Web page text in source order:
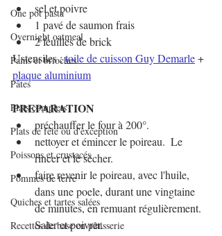
One pot pasta
Overnight oatmeal
Pains et brioches
Pâtes
Plats complets
Plats de fête ou d'exception
Poissons et crustacés
Pommes de terre
Quiches et tartes salées
Recettes de base en pâtisserie
sel et poivre
1 pavé de saumon frais
2 feuilles de brick
Ustensiles : toile de cuisson Guy Demarle +
plaque aluminium
PREPARATION
préchauffer le four à 200°.
nettoyer et émincer le poireau.  Le
rincer et le sécher.
faire revenir le poireau, avec l'huile,
dans une poele, durant une vingtaine
de minutes, en remuant régulièrement.
Saler et poivrer.